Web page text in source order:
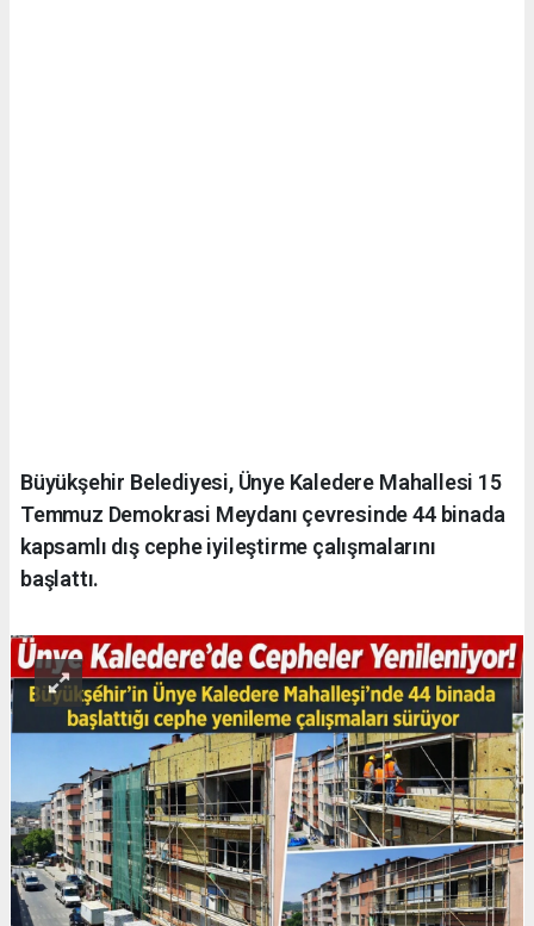
Büyükşehir Belediyesi, Ünye Kaledere Mahallesi 15
Temmuz Demokrasi Meydanı çevresinde 44 binada
kapsamlı dış cephe iyileştirme çalışmalarını
başlattı.